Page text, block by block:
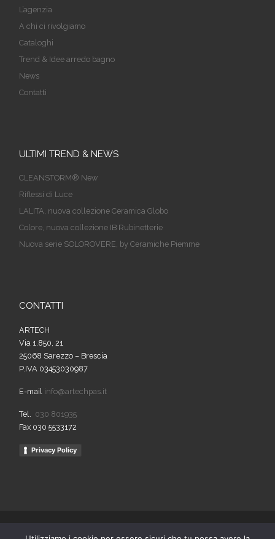
L’agenzia
A chi ci rivolgiamo
Cataloghi
Trend & Idee arredo bagno
News
Contatti
ULTIMI TREND & NEWS
CLEANSTORM® New
Riflessi di Luce
LALITA, nuova collezione Ceramica Globo
Colore, nuova collezione IB Rubinetterie
Nuova serie SOLOROVERE, by Ceramiche Piemme
CONTATTI
ARTECH
Via 1.850, 21
25068 Sarezzo – Brescia
P.IVA 03453030987
E-mail info@artechpas.it
Tel. 030 801935
Fax 030 5533172
Privacy Policy